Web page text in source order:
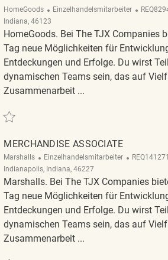
HomeGoods Kategorie
Einzelhandelsmitarbeiter ReqId
Indiana, 46123
HomeGoods. Bei The TJX Companies
Tag neue Möglichkeiten für
Entdeckungen und Erfolge. Du wirst
dynamischen Teams sein, das auf
Zusammenarbeit ...
Retten Merchandise Associate REQ82947
MERCHANDISE ASSOCIATE
Marshalls Kategorie
Einzelhandelsmitarbeiter ReqId
REQ141271
Indianapolis, Indiana, 46227
Marshalls. Bei The TJX Companies
Tag neue Möglichkeiten für
Entdeckungen und Erfolge. Du wirst
dynamischen Teams sein, das auf
Zusammenarbeit ...